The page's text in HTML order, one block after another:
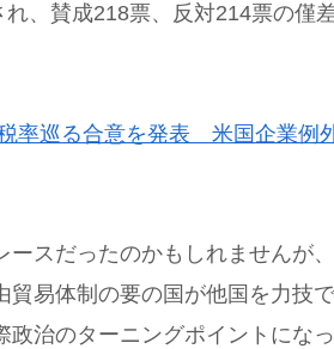
、賛成218票、反対214票の僅
率巡る合意を発表 米国企業例
スだったのかもしれませんが
易体制の要の国が他国を力技
治のターニングポイントにな